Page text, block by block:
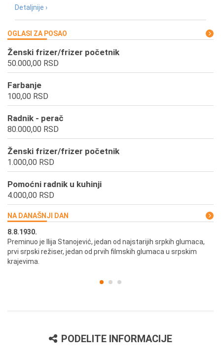
Detaljnije ›
OGLASI ZA POSAO
Ženski frizer/frizer početnik
50.000,00 RSD
Farbanje
100,00 RSD
Radnik - perač
80.000,00 RSD
Ženski frizer/frizer početnik
1.000,00 RSD
Pomoćni radnik u kuhinji
4.000,00 RSD
NA DANAŠNJI DAN
8.8.1930.
Preminuo je Ilija Stanojević, jedan od najstarijih srpkih glumaca,
prvi srpski režiser, jedan od prvih filmskih glumaca u srpskim
krajevima.
PODELITE INFORMACIJE